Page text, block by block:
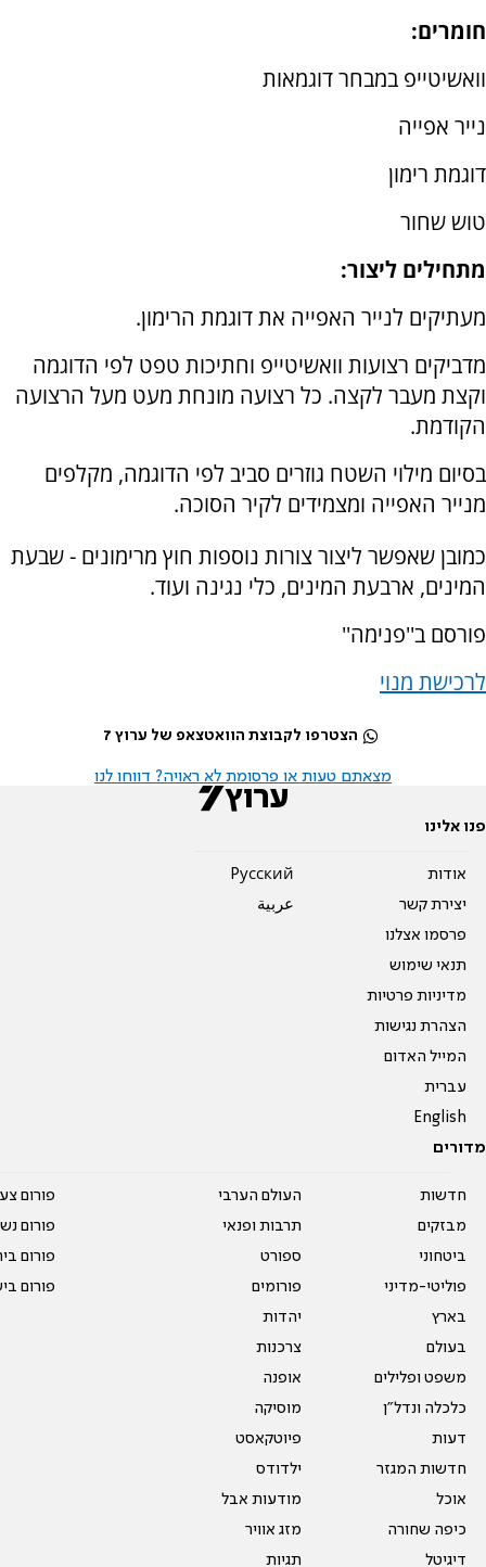
חומרים:
וואשיטייפ במבחר דוגמאות
נייר אפייה
דוגמת רימון
טוש שחור
מתחילים ליצור:
מעתיקים לנייר האפייה את דוגמת הרימון.
מדביקים רצועות וואשיטייפ וחתיכות טפט לפי הדוגמה
וקצת מעבר לקצה. כל רצועה מונחת מעט מעל הרצועה
הקודמת.
בסיום מילוי השטח גוזרים סביב לפי הדוגמה, מקלפים
מנייר האפייה ומצמידים לקיר הסוכה.
כמובן שאפשר ליצור צורות נוספות חוץ מרימונים - שבעת
המינים, ארבעת המינים, כלי נגינה ועוד.
פורסם ב''פנימה''
לרכישת מנוי
הצטרפו לקבוצת הוואטצאפ של ערוץ 7
מצאתם טעות או פרסומת לא ראויה? דווחו לנו
פנו אלינו
אודות
יצירת קשר
פרסמו אצלנו
תנאי שימוש
מדיניות פרטיות
הצהרת נגישות
המייל האדום
עברית
English
Pусский
عربية
מדורים
חדשות
מבזקים
ביטחוני
פוליטי-מדיני
בארץ
בעולם
משפט ופלילים
כלכלה ונדל"ן
דעות
חדשות המגזר
אוכל
כיפה שחורה
דיגיטל
העולם הערבי
תרבות ופנאי
ספורט
פורומים
יהדות
צרכנות
אופנה
מוסיקה
פיוטקאסט
ילדודס
מודעות אבל
מזג אוויר
תגיות
פורום
פורום
פורום
פורום